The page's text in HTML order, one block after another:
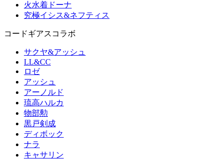
火水着ドーナ
究極イシス&ネフティス
コードギアスコラボ
サクヤ&アッシュ
LL&CC
ロゼ
アッシュ
アーノルド
琉高ハルカ
物部勲
黒戸剣成
ディボック
ナラ
キャサリン